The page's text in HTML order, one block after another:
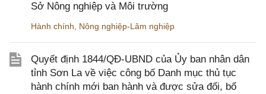
Sở Nông nghiệp và Môi trường
Hành chính, Nông nghiệp-Lâm nghiệp
Quyết định 1844/QĐ-UBND của Ủy ban nhân dân
tỉnh Sơn La về việc công bố Danh mục thủ tục
hành chính mới ban hành và được sửa đổi, bổ